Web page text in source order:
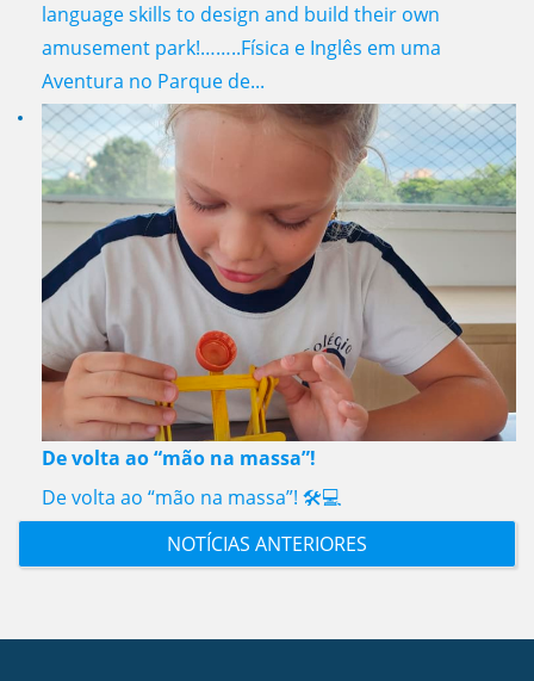
language skills to design and build their own
amusement park!……..Física e Inglês em uma
Aventura no Parque de...
De volta ao “mão na massa”!
De volta ao “mão na massa”! 🛠️💻
NOTÍCIAS ANTERIORES